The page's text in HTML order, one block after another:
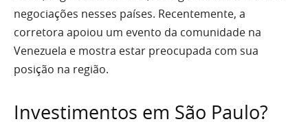
negociações nesses países. Recentemente, a
corretora apoiou um evento da comunidade na
Venezuela e mostra estar preocupada com sua
posição na região.
Investimentos em São Paulo?